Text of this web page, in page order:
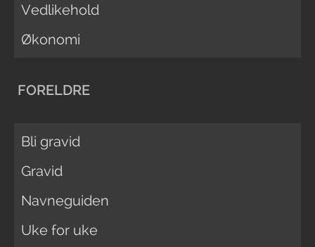
Vedlikehold
Økonomi
FORELDRE
Bli gravid
Gravid
Navneguiden
Uke for uke